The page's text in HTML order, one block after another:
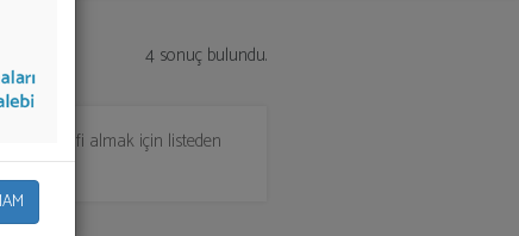
4 sonuç bulundu.
teklifi almak için listeden